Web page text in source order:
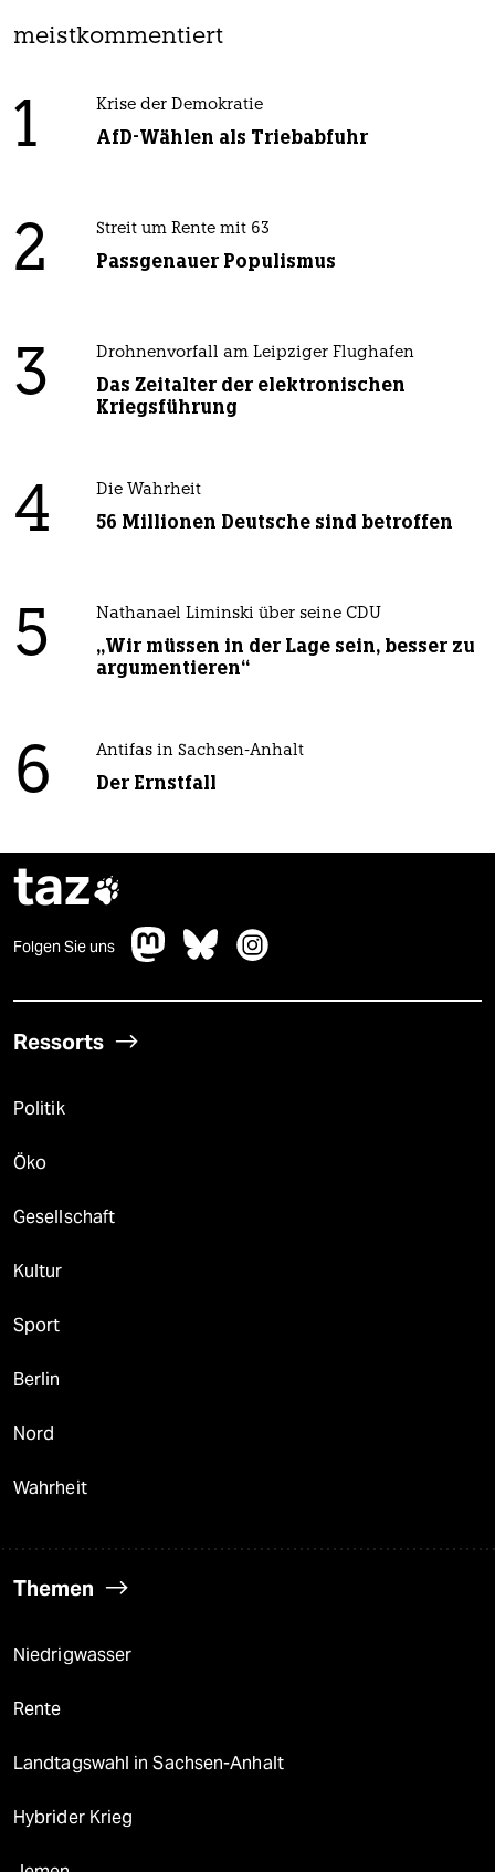
meistkommentiert
1 Krise der Demokratie
AfD-Wählen als Triebabfuhr
2 Streit um Rente mit 63
Passgenauer Populismus
3 Drohnenvorfall am Leipziger Flughafen
Das Zeitalter der elektronischen
Kriegsführung
4 Die Wahrheit
56 Millionen Deutsche sind betroffen
5 Nathanael Liminski über seine CDU
„Wir müssen in der Lage sein, besser zu
argumentieren“
6 Antifas in Sachsen-Anhalt
Der Ernstfall
taz
Folgen Sie uns
Ressorts
Politik
Öko
Gesellschaft
Kultur
Sport
Berlin
Nord
Wahrheit
Themen
Niedrigwasser
Rente
Landtagswahl in Sachsen-Anhalt
Hybrider Krieg